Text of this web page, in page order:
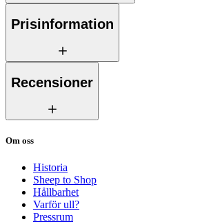
Prisinformation
Recensioner
Om oss
Historia
Sheep to Shop
Hållbarhet
Varför ull?
Pressrum